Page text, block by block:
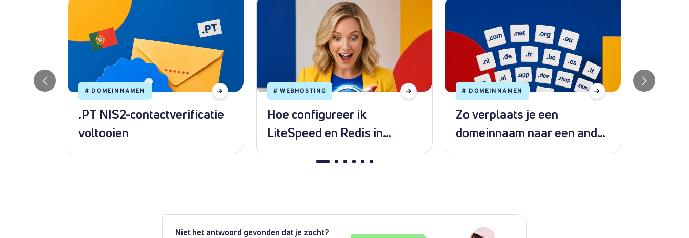
# DOMEINNAMEN
.PT NIS2-contactverificatie
voltooien
#WEBHOSTING
Hoe configureer ik
LiteSpeed en Redis in
WordPress?
# DOMEINNAMEN
Zo verplaats je een
domeinnaam naar een ander
pakket
#
Niet het antwoord gevonden dat je zocht?